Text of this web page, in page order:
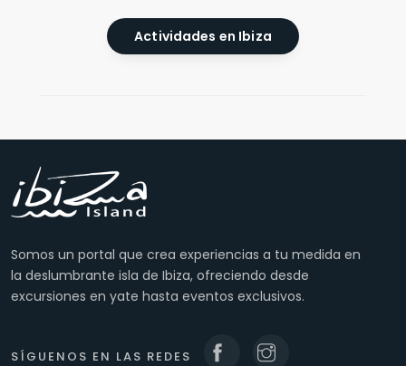
Actividades en Ibiza
Somos un portal que crea experiencias a tu medida en
la deslumbrante isla de Ibiza, ofreciendo desde
excursiones en yate hasta eventos exclusivos.
SÍGUENOS EN LAS REDES